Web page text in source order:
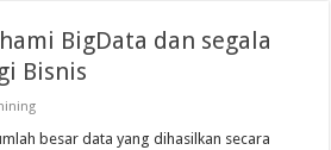
BigData dan segala
Bisnis
besar data yang dihasilkan secara